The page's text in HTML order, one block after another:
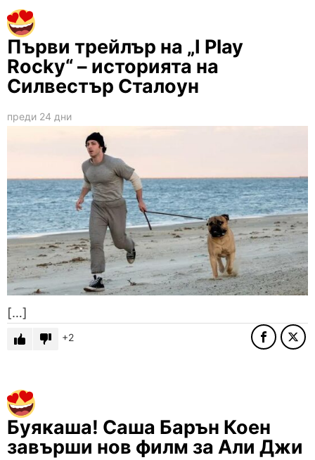
Първи трейлър на „I Play
Rocky“ – историята на
Силвестър Сталоун
преди 24 дни
[…]
2
Буякаша! Саша Барън Коен
завърши нов филм за Али Джи